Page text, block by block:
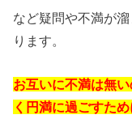
など疑問や不満が
ります。
お互いに不満は無
く円満に過ごすため